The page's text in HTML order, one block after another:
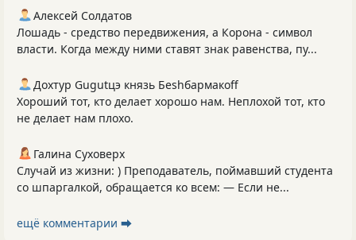
Алексей Солдатов
Лошадь - средство передвижения, а Корона - символ
власти. Когда между ними ставят знак равенства, пу...
Дохтур Gugutцэ князь Беshбармакоff
Хороший тот, кто делает хорошо нам. Неплохой тот, кто
не делает нам плохо.
Галина Суховерх
Случай из жизни: ) Преподаватель, поймавший студента
со шпаргалкой, обращается ко всем: — Если не...
ещё комментарии ⮕